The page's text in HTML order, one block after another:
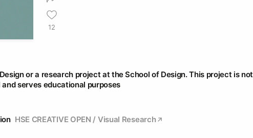
12
or a research project at the School of Design. This project is not
serves educational purposes
HSE CREATIVE OPEN / Visual Research